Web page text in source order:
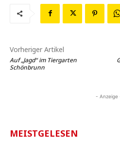
Vorheriger Artikel
Auf „Jagd“ im Tiergarten
Schönbrunn
- Anzeige
MEISTGELESEN